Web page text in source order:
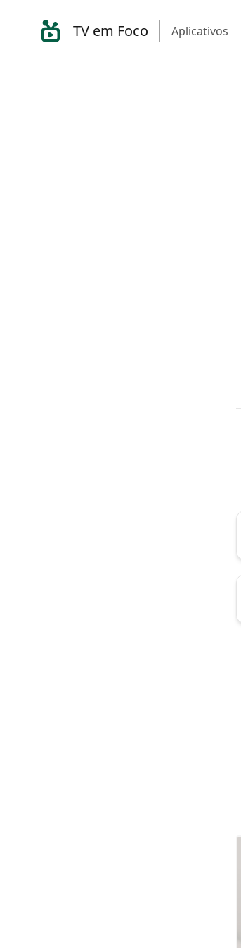
TV em Foco Aplicativos